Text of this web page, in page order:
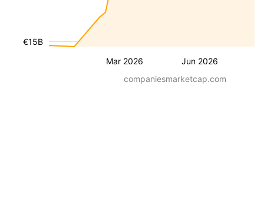
Mar 2026 Jun 2026
€15B
companiesmarketcap.com